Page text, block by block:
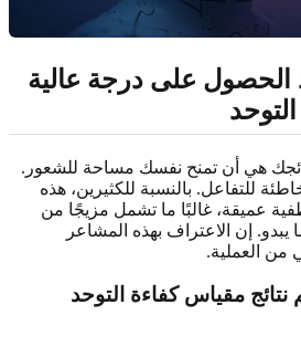
على درجة عالية
هي أن تمنح نفسك مساحة للشعور.
للتفاعل. بالنسبة للكثيرين، هذه
عميقة، غالبًا ما تشمل مزيجًا من
إن الاعتراف بهذه المشاعر
من العملية.
نتائج مقياس كفاءة التوحد